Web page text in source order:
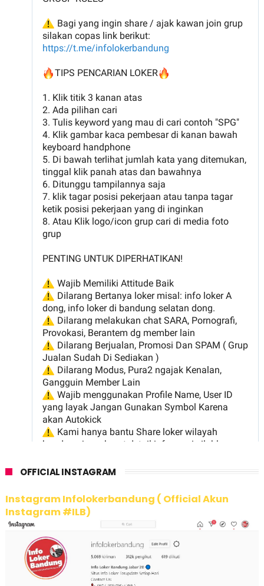
OFFICIAL INSTAGRAM
Instagram Infolokerbandung ( Official Akun
Instagram #ILB)